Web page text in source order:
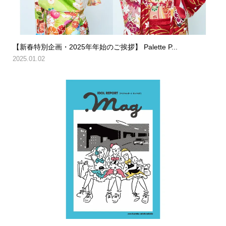
【新春特別企画・2025年年始のご挨拶】 Palette P...
2025.01.02